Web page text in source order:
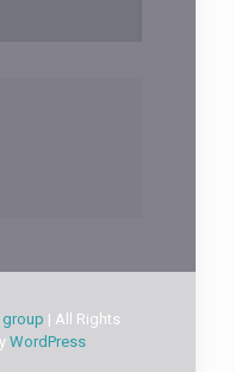
| All Rights
WordPress